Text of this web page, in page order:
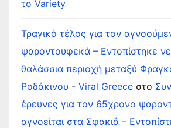
το Variety
Τραγικό τέλος για τον
ψαροντουφεκά – Εντοπίστηκε
θαλάσσια περιοχή μεταξύ
Ροδάκινου - Viral Greece στο
έρευνες για τον 65χρονο
αγνοείται στα Σφακιά –